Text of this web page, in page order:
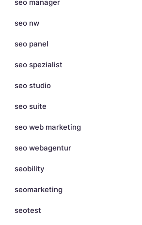
seo manager
seo nw
seo panel
seo spezialist
seo studio
seo suite
seo web marketing
seo webagentur
seobility
seomarketing
seotest